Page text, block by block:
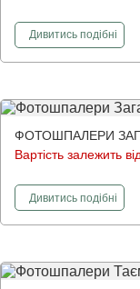
Дивитись подібні
ФОТОШПАЛЕРИ
Вартість залежить
Дивитись подібні